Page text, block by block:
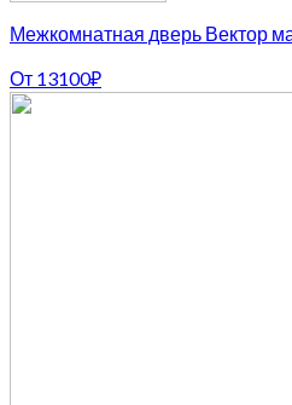
Межкомнатная дверь Вектор
От 13100₽